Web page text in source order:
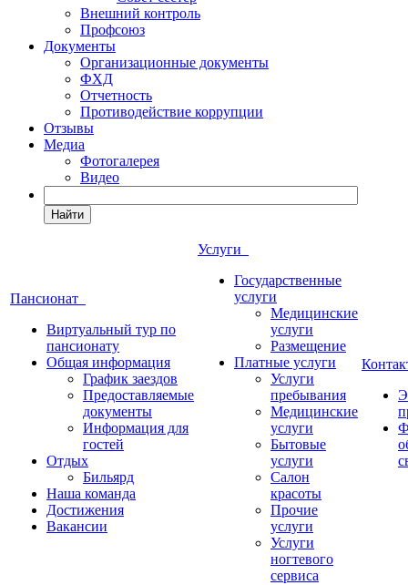
Внешний контроль
Профсоюз
Документы
Организационные документы
ФХД
Отчетность
Противодействие коррупции
Отзывы
Медиа
Фотогалерея
Видео
Найти
Пансионат
Виртуальный тур по
пансионату
Общая информация
График заездов
Предоставляемые
документы
Информация для
гостей
Отдых
Бильярд
Наша команда
Достижения
Вакансии
Услуги
Государственные
услуги
Медицинские
услуги
Размещение
Платные услуги
Услуги
пребывания
Медицинские
услуги
Бытовые
услуги
Салон
красоты
Прочие
услуги
Услуги
ногтевого
сервиса